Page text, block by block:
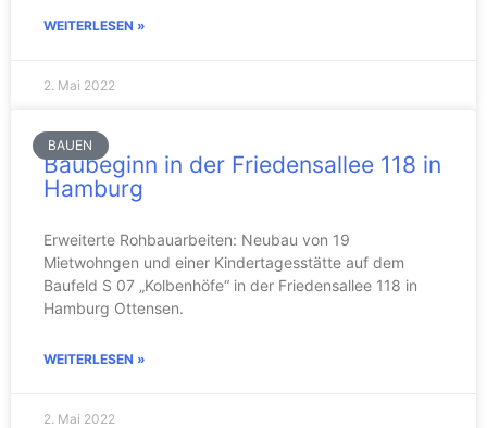
WEITERLESEN »
2. Mai 2022
BAUEN
Baubeginn in der Friedensallee 118 in
Hamburg
Erweiterte Rohbauarbeiten: Neubau von 19
Mietwohngen und einer Kindertagesstätte auf dem
Baufeld S 07 „Kolbenhöfe“ in der Friedensallee 118 in
Hamburg Ottensen.
WEITERLESEN »
2. Mai 2022